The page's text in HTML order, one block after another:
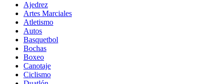
Ajedrez
Artes Marciales
Atletismo
Autos
Basquetbol
Bochas
Boxeo
Canotaje
Ciclismo